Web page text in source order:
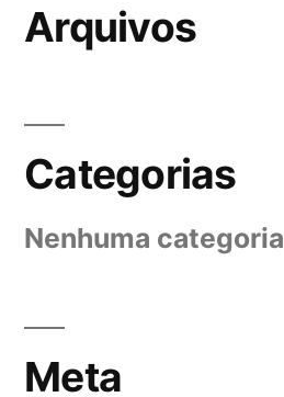
Arquivos
Categorias
Nenhuma categoria
Meta